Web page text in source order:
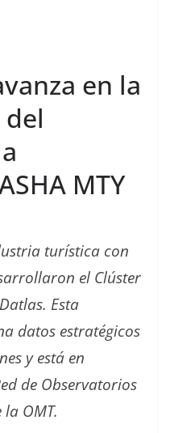
en la
MTY
turística con
el Clúster
Esta
datos estratégicos
y está en
de Observatorios
la OMT.